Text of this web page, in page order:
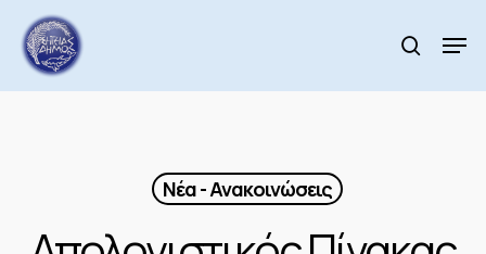
main
content
search
Νέα - Ανακοινώσεις
Menu